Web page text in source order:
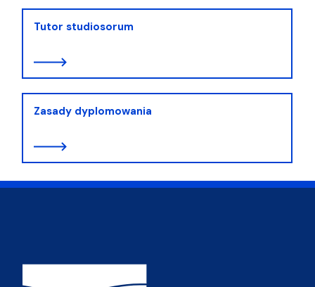
Tutor studiosorum
Zasady dyplomowania
Adres Wydziału